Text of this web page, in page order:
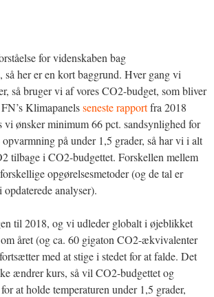
for videnskaben bag
så her er en kort baggrund. Hver gang vi
så bruger vi af vores CO2-budget, som bliver
Klimapanelsseneste rapportfra 2018
vi ønsker minimum 66 pct. sandsynlighed for
på under 1,5 grader, så har vi i alt
tilbage i CO2-budgettet. Forskellen mellem
opgørelsesmetoder (og de tal er
analyser).
til 2018, og vi udleder globalt i øjeblikket
året (og ca. 60 gigaton CO2-ækvivalenter
med at stige i stedet for at falde. Det
ændrer kurs, så vil CO2-budgettet og
at holde temperaturen under 1,5 grader,